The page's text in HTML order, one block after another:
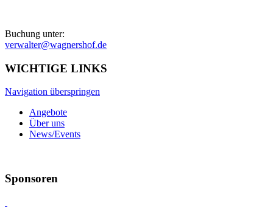
Buchung unter:
verwalter@wagnershof.de
WICHTIGE LINKS
Navigation überspringen
Angebote
Über uns
News/Events
Sponsoren